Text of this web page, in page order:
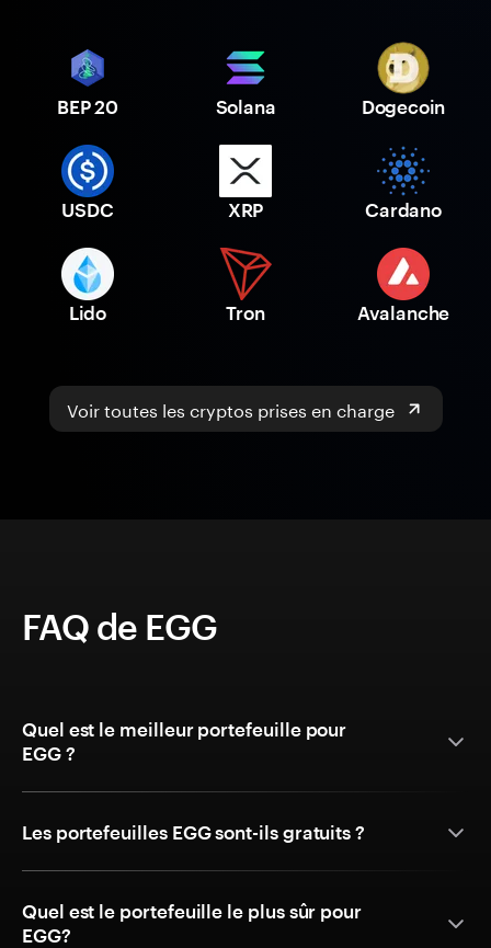
BEP 20 Solana Dogecoin
USDC XRP Cardano
Lido Tron Avalanche
Voir toutes les cryptos prises en charge
FAQ de EGG
Quel est le meilleur portefeuille pour
EGG ?
Les portefeuilles EGG sont-ils gratuits ?
Quel est le portefeuille le plus sûr pour
EGG?